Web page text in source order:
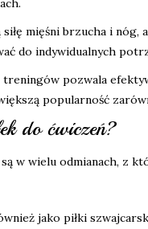
mięśni brzucha i
do indywidualnych
pozwala
popularność
do ćwiczeń?
w wielu odmianach, z
jako piłki